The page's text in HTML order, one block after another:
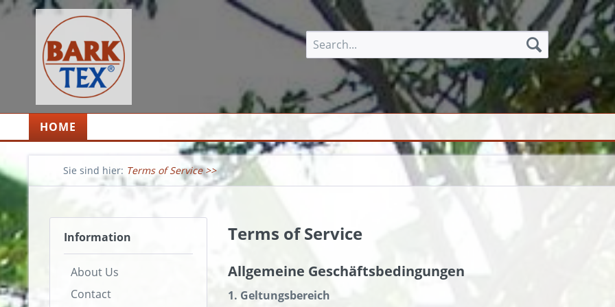
HOME
Terms of Service
Information
About Us
Contact
Terms of Service
Allgemeine Geschäftsbedingungen
1. Geltungsbereich